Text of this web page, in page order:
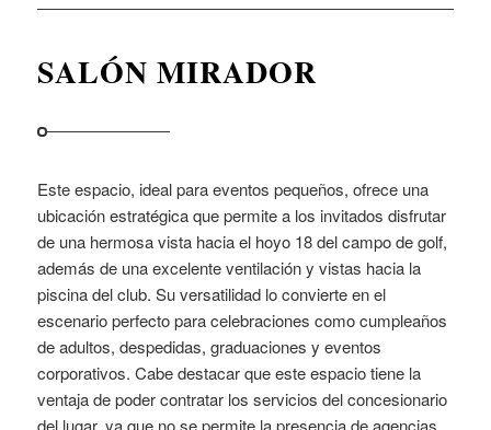
SALÓN MIRADOR
Este espacio, ideal para eventos pequeños, ofrece una
ubicación estratégica que permite a los invitados disfrutar
de una hermosa vista hacia el hoyo 18 del campo de golf,
además de una excelente ventilación y vistas hacia la
piscina del club. Su versatilidad lo convierte en el
escenario perfecto para celebraciones como cumpleaños
de adultos, despedidas, graduaciones y eventos
corporativos. Cabe destacar que este espacio tiene la
ventaja de poder contratar los servicios del concesionario
del lugar, ya que no se permite la presencia de agencias